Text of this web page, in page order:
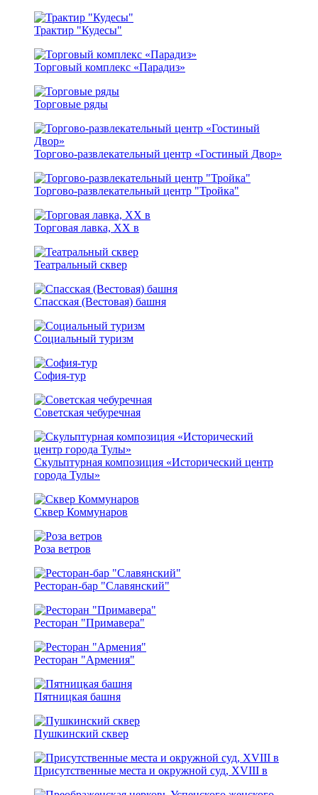
Трактир "Кудесы"
Торговый комплекс «Парадиз»
Торговые ряды
Торгово-развлекательный центр «Гостиный Двор»
Торгово-развлекательный центр "Тройка"
Торговая лавка, XX в
Театральный сквер
Спасская (Вестовая) башня
Социальный туризм
София-тур
Советская чебуречная
Скульптурная композиция «Исторический центр
города Тулы»
Сквер Коммунаров
Роза ветров
Ресторан-бар "Славянский"
Ресторан "Примавера"
Ресторан "Армения"
Пятницкая башня
Пушкинский сквер
Присутственные места и окружной суд, XVIII в